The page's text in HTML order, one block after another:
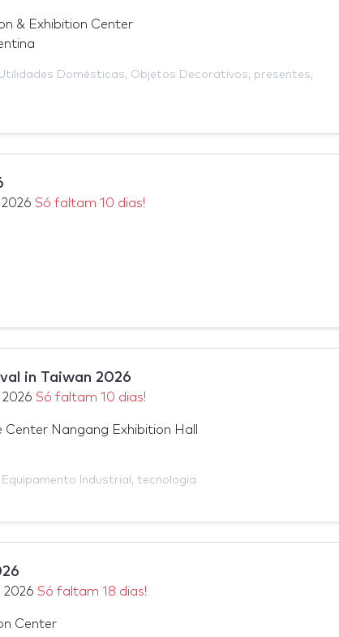
& Exhibition Center
Domésticas, Objetos Decorativos, presentes,
Só faltam 10 dias!
in Taiwan 2026
Só faltam 10 dias!
Center Nangang Exhibition Hall
Equipamento Industrial , tecnologia
2026 Só faltam 18 dias!
Center